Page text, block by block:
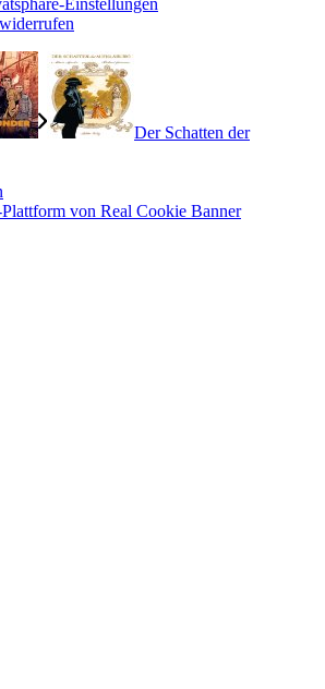
Der Schatten der
von Real Cookie Banner